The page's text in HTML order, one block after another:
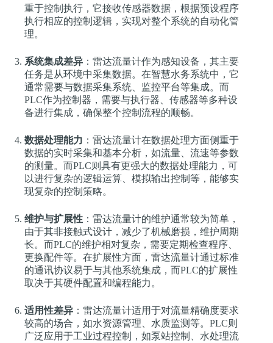
重于控制执行，它接收传感器数据，根据预设程序
执行相应的控制逻辑，实现对整个系统的自动化管
理。
系统集成差异 ：雷达流量计作为感知设备，其主要
任务是从环境中采集数据。在智慧水务系统中，它
通常需要与数据采集系统、监控平台等集成。而
PLC作为控制器，需要与执行器、传感器等多种设
备进行集成，确保整个控制流程的顺畅。
数据处理能力 ：雷达流量计在数据处理方面侧重于
数据的实时采集和基本分析，如流量、流速等参数
的测量。而PLC则具有更强大的数据处理能力，可
以进行复杂的逻辑运算、模拟输出控制等，能够实
现复杂的控制策略。
维护与扩展性 ：雷达流量计的维护通常较为简单，
由于其非接触式设计，减少了机械磨损，维护周期
长。而PLC的维护相对复杂，需要定期检查程序、
更换配件等。在扩展性方面，雷达流量计通过标准
的通讯协议易于与其他系统集成，而PLC的扩展性
取决于其硬件配置和编程能力。
适用性差异 ：雷达流量计适用于对流量精确度要求
较高的场合，如水资源管理、水质监测等。PLC则
广泛应用于工业过程控制，如泵站控制、水处理流